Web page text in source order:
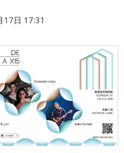
17日 17:31